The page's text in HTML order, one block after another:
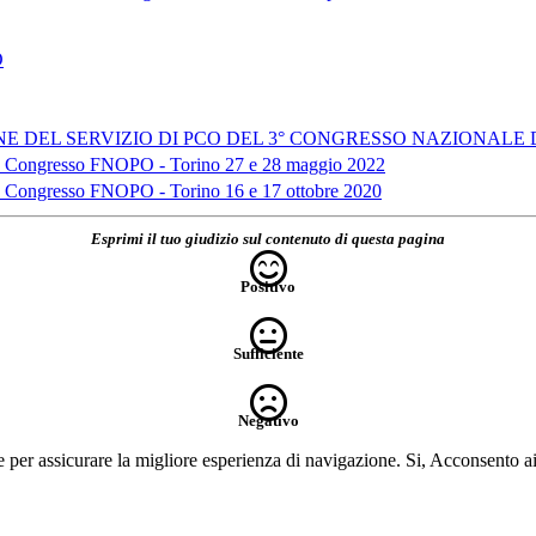
DEL SERVIZIO DI PCO DEL 3° CONGRESSO NAZIONALE
FNOPO - Torino 27 e 28 maggio 2022
FNOPO - Torino 16 e 17 ottobre 2020
Esprimi il tuo giudizio sul contenuto di questa pagina
Positivo
Sufficiente
Negativo
assicurare la migliore esperienza di navigazione. Si, Acconsento